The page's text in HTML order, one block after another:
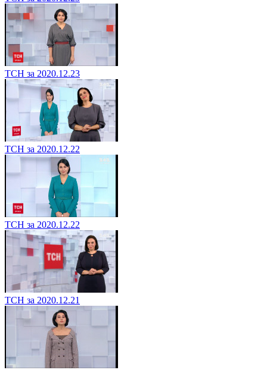
ТСН за 2020.12.23
ТСН за 2020.12.22
ТСН за 2020.12.22
ТСН за 2020.12.21